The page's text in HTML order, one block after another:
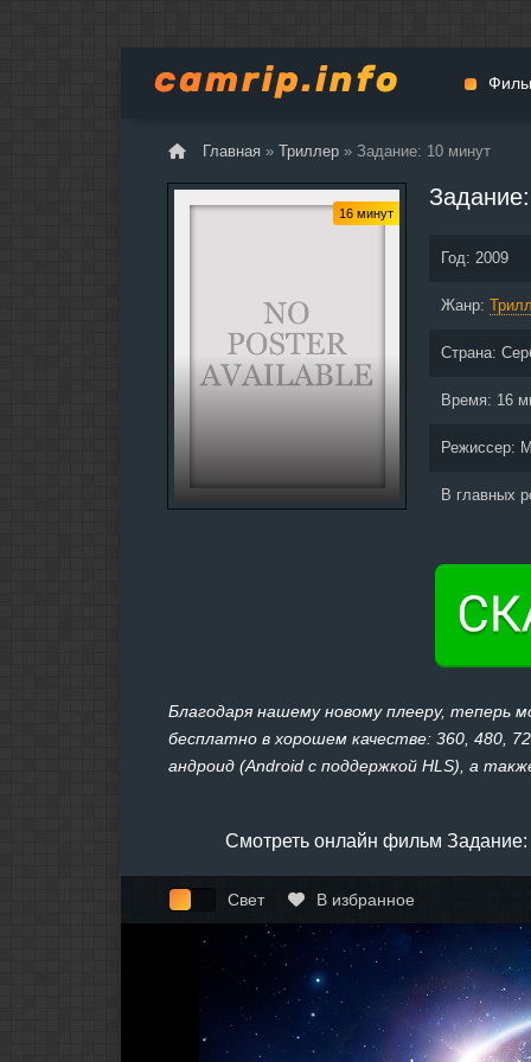
Главная » Триллер » Задание: 10 минут
16 минут
Год: 2009
Жанр:
Страна:
Время: 16
Режиссер:
В главных
Благодаря нашему новому плееру, теперь
бесплатно в хорошем качестве: 360, 480,
андроид (Android с поддержкой HLS), а
Смотреть онлайн фильм
Свет В избранное
Драма
Боевики